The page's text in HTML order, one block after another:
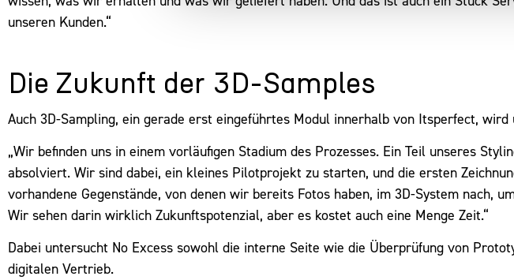
unseren Kunden.“
Die Zukunft der 3D-Samples
Auch 3D-Sampling, ein gerade erst eingeführtes Modul innerhalb von Itsperfect, wird
„Wir befinden uns in einem vorläufigen Stadium des Prozesses. Ein Teil unseres
absolviert. Wir sind dabei, ein kleines Pilotprojekt zu starten, und die ersten
vorhandene Gegenstände, von denen wir bereits Fotos haben, im 3D-System nach,
Wir sehen darin wirklich Zukunftspotenzial, aber es kostet auch eine Menge Zeit.“
Dabei untersucht No Excess sowohl die interne Seite wie die Überprüfung von
digitalen Vertrieb.